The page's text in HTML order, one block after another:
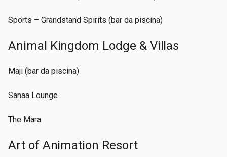
Sports – Grandstand Spirits (bar da piscina)
Animal Kingdom Lodge & Villas
Maji (bar da piscina)
Sanaa Lounge
The Mara
Art of Animation Resort